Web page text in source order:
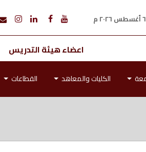
اعضاء هيئة التدريس
الكليات والمعاهد القطاعات